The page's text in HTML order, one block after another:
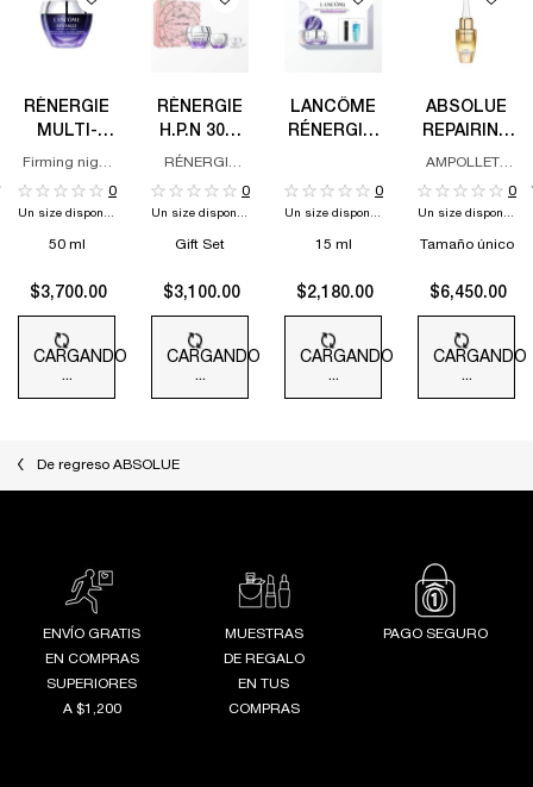
RÉNERGIE
MULTI-
LIFT
Firming night
0
Un size disponible
50 ml
$3,700.00
CARGANDO
...
RÉNERGIE
H.P.N 300-
PEPTIDE
RÉNERGIE
PEPTIDE 50ML
SET HOLIDAY
EDITION
0
Un size disponible
Gift Set
$3,100.00
CARGANDO
...
LANCÔME
RÉNERGIE,
CONTORNO
15 ML | SET
0
Un size disponible
15 ml
$2,180.00
CARGANDO
...
ABSOLUE
REPAIRING
BI-
AMPOLLETA
Y
0
Un size disponible
Tamaño único
$6,450.00
CARGANDO
...
De regreso ABSOLUE
ENVÍO GRATIS
EN COMPRAS
SUPERIORES
A $1,200
MUESTRAS
DE REGALO
EN TUS
COMPRAS
PAGO SEGURO